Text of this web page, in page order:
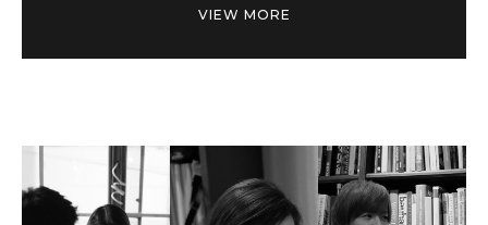
VIEW MORE